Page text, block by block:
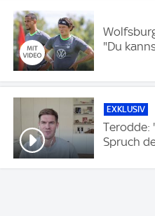
"Du
EXKLUSIV
Terodde:
Spruch